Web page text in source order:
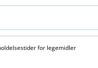
for legemidler